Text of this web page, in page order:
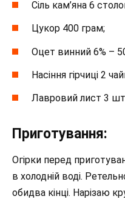
Сіль кам’яна 6
Цукор 400 грам;
Оцет винний 6% –
Насіння гірчиці 2
Лавровий лист 3
Приготування:
Огірки перед
в холодній воді.
обидва кінці. Нарізаю